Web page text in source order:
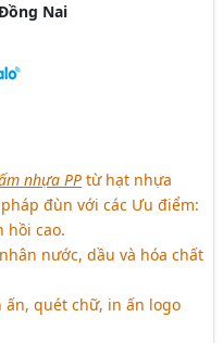
Nai
nhựa PP từ hạt nhựa
đùn với các Ưu điểm:
hồi cao.
nước, dầu và hóa chất
ấn, quét chữ, in ấn logo